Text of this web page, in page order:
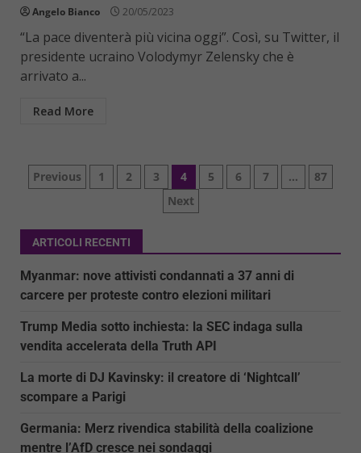
Angelo Bianco 20/05/2023
“La pace diventerà più vicina oggi”. Così, su Twitter, il
presidente ucraino Volodymyr Zelensky che è
arrivato a...
Read More
Paginazione
articoli
Previous 1 2 3 4 5 6 7 …
87
Next
ARTICOLI RECENTI
Myanmar: nove attivisti condannati a 37 anni di
carcere per proteste contro elezioni militari
Trump Media sotto inchiesta: la SEC indaga sulla
vendita accelerata della Truth API
La morte di DJ Kavinsky: il creatore di ‘Nightcall’
scompare a Parigi
Germania: Merz rivendica stabilità della coalizione
mentre l’AfD cresce nei sondaggi